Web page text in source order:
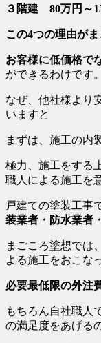
３階建 80万円～
この4つの理由が
お客様に低価格で
ができるわけです。
なぜ、他社様より
いますと
まずは、施工の内
極力、施工をする
職人による施工を
戸建ての塗装工事
装業者・防水業者
まごころ塗想では
よる施工をおこな
必要最低限の外注
もちろん自社職人
の満足度をあげる